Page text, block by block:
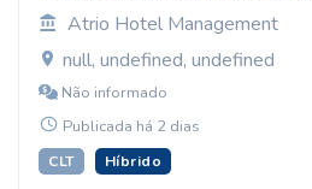
Atrio Hotel Management
null, undefined, undefined
Não informado
Publicada há 2 dias
CLT Híbrido